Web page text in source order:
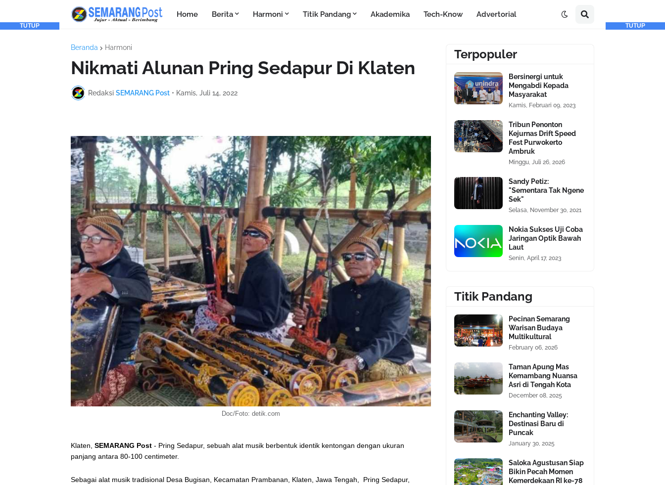
Home Berita Harmoni Titik Pandang Akademika Tech-Know Advertorial
Beranda Harmoni
Nikmati Alunan Pring Sedapur Di Klaten
Redaksi SEMARANG Post • Kamis, Juli 14, 2022
Doc/Foto: detik.com
Klaten, SEMARANG Post - Pring Sedapur, sebuah alat musik berbentuk identik kentongan dengan ukuran
panjang antara 80-100 centimeter.
Sebagai alat musik tradisional Desa Bugisan, Kecamatan Prambanan, Klaten, Jawa Tengah, Pring Sedapur,
Terpopuler
Bersinergi untuk
Mengabdi Kepada
Masyarakat
Kamis, Februari 09, 2023
Tribun Penonton
Kejurnas Drift Speed
Fest Purwokerto
Ambruk
Minggu, Juli 26, 2026
Sandy Petiz:
"Sementara Tak Ngene
Sek"
Selasa, November 30, 2021
Nokia Sukses Uji Coba
Jaringan Optik Bawah
Laut
Senin, April 17, 2023
Titik Pandang
Pecinan Semarang
Warisan Budaya
Multikultural
February 06, 2026
Taman Apung Mas
Kemambang Nuansa
Asri di Tengah Kota
December 08, 2025
Enchanting Valley:
Destinasi Baru di
Puncak
January 30, 2025
Saloka Agustusan Siap
Bikin Pecah Momen
Kemerdekaan RI ke-78
TUTUP TUTUP